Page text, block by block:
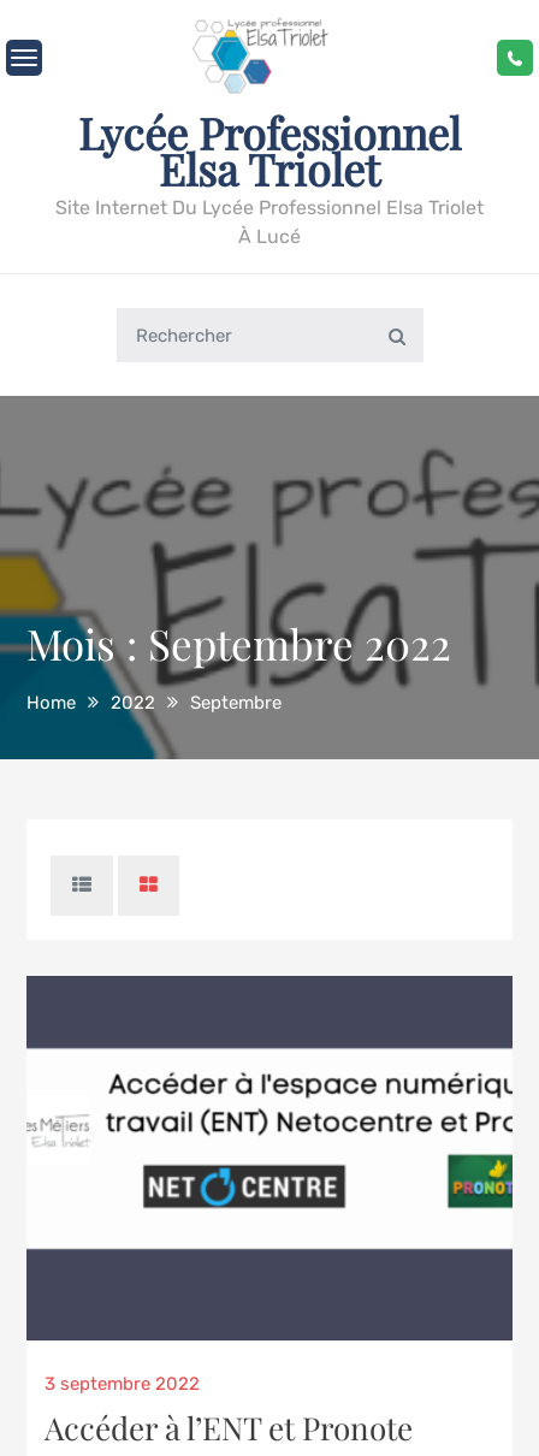
to
content
Lycée Professionnel
Elsa Triolet
Site Internet Du Lycée Professionnel Elsa Triolet
À Lucé
for:
Search
Mois : Septembre 2022
Home 2022 Septembre
Posted
3 septembre 2022
Accéder à l’ENT et Pronote